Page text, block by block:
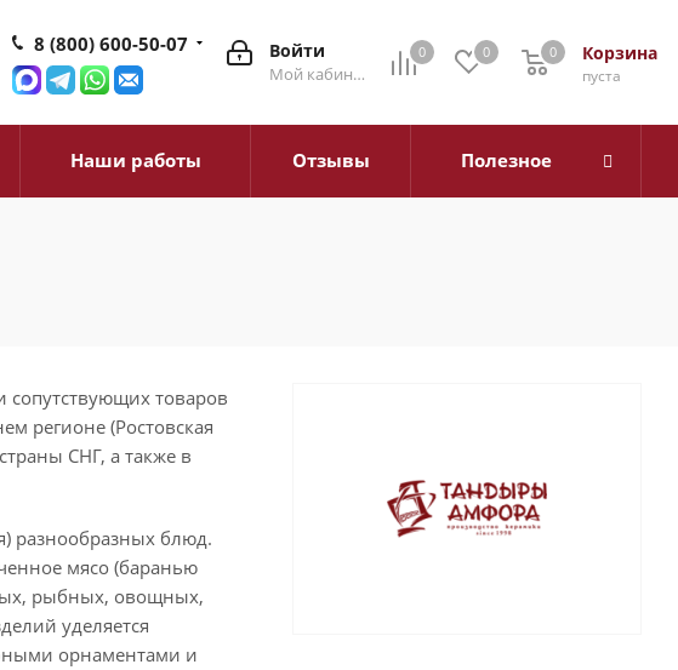
0 0 Корзина
0
пуста
0
Войти
Мой кабинет
8 (800) 600-50-07
Наши работы Отзывы Полезное
сопутствующих товаров
регионе (Ростовская
СНГ, а также в
разнообразных блюд.
мясо (баранью
рыбных, овощных,
уделяется
орнаментами и